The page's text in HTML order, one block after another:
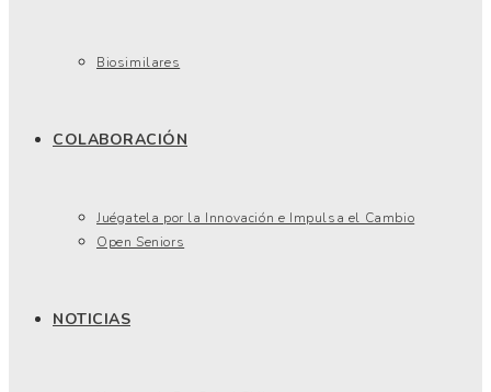
Biosimilares
COLABORACIÓN
Juégatela por la Innovación e Impulsa el Cambio
Open Seniors
NOTICIAS